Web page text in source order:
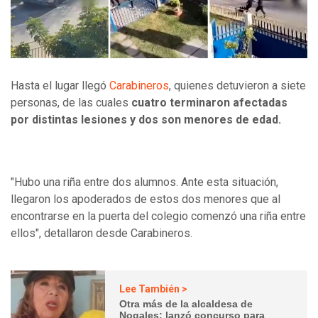
Hasta el lugar llegó Carabineros, quienes detuvieron a siete
personas, de las cuales cuatro terminaron afectadas
por distintas lesiones y dos son menores de edad.
"Hubo una riña entre dos alumnos. Ante esta situación,
llegaron los apoderados de estos dos menores que al
encontrarse en la puerta del colegio comenzó una riña entre
ellos", detallaron desde Carabineros.
Lee También >
Otra más de la alcaldesa de
Nogales: lanzó concurso para